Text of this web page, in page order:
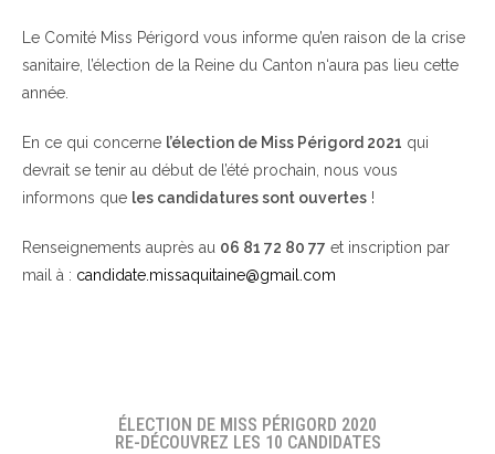
Le Comité Miss Périgord vous informe qu’en raison de la crise
sanitaire, l’élection de la Reine du Canton n‘aura pas lieu cette
année.
En ce qui concerne l’élection de Miss Périgord 2021 qui
devrait se tenir au début de l’été prochain, nous vous
informons que les candidatures sont ouvertes !
Renseignements auprès au 06 81 72 80 77 et inscription par
mail à : candidate.missaquitaine@gmail.com
ÉLECTION DE MISS PÉRIGORD 2020
RE-DÉCOUVREZ LES 10 CANDIDATES